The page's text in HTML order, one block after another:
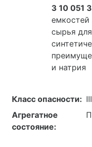
3 10 051
емкостей
сырья
и натрия
Класс опасности:
Агрегатное
состояние: